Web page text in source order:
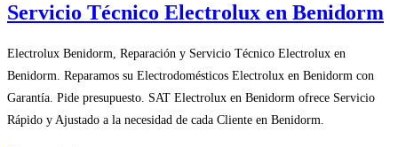
Servicio Técnico Electrolux en Benidorm
Electrolux Benidorm, Reparación y Servicio Técnico Electrolux en
Benidorm. Reparamos su Electrodomésticos Electrolux en Benidorm con
Garantía. Pide presupuesto. SAT Electrolux en Benidorm ofrece Servicio
Rápido y Ajustado a la necesidad de cada Cliente en Benidorm.